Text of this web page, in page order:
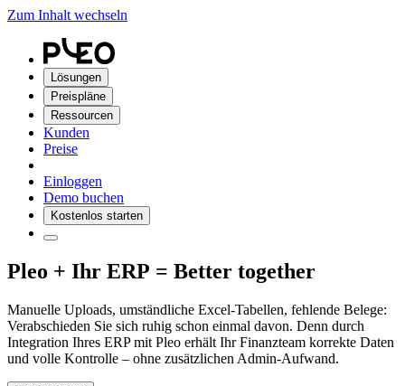
Zum Inhalt wechseln
Lösungen
Preispläne
Ressourcen
Kunden
Preise
Einloggen
Demo buchen
Kostenlos starten
Pleo + Ihr ERP = Better together
Manuelle Uploads, umständliche Excel-Tabellen, fehlende Belege:
Verabschieden Sie sich ruhig schon einmal davon. Denn durch
Integration Ihres ERP mit Pleo erhält Ihr Finanzteam korrekte Daten
und volle Kontrolle – ohne zusätzlichen Admin-Aufwand.